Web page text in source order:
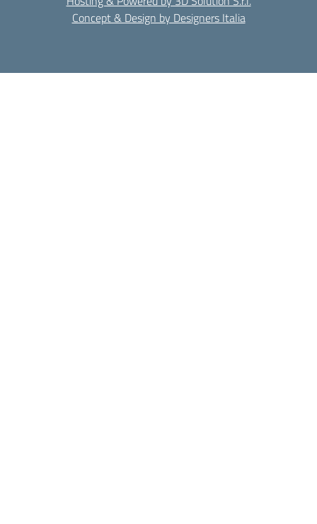
Concept & Design by Designers Italia